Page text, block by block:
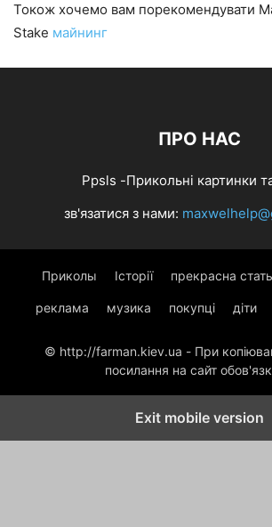
Токож хочемо вам порекомендувати
Stake майнинг
ПРО НАС
Ppsls -Прикольні картинки
зв'язатися з нами:
Приколы Історії прекрасна стать
реклама музика покупці діти
© http://farman.kiev.ua - При
посилання на сайт
Exit mobile version